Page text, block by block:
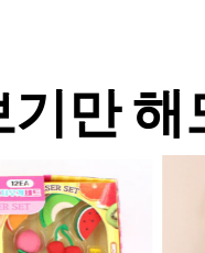
기만 해